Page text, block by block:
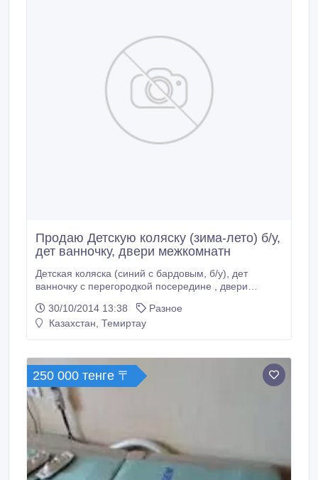
Продаю Детскую коляску (зима-лето) б/у,
дет ванночку, двери межкомнатн
Детская коляска (синий с бардовым, б/у), дет
ванночку с перегородкой посередине , двери
стеклами. Недорого. Тел 936702 , 87028941457,
87773968073..
30/10/2014 13:38
Разное
Казахстан, Темиртау
250 000 тенге 〒